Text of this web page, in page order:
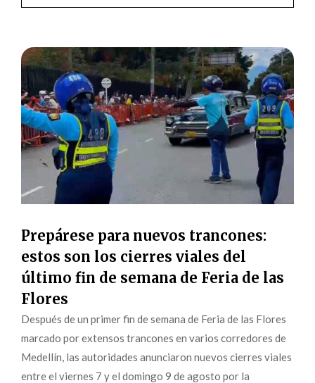
Prepárese para nuevos trancones:
estos son los cierres viales del
último fin de semana de Feria de las
Flores
Después de un primer fin de semana de Feria de las Flores
marcado por extensos trancones en varios corredores de
Medellín, las autoridades anunciaron nuevos cierres viales
entre el viernes 7 y el domingo 9 de agosto por la